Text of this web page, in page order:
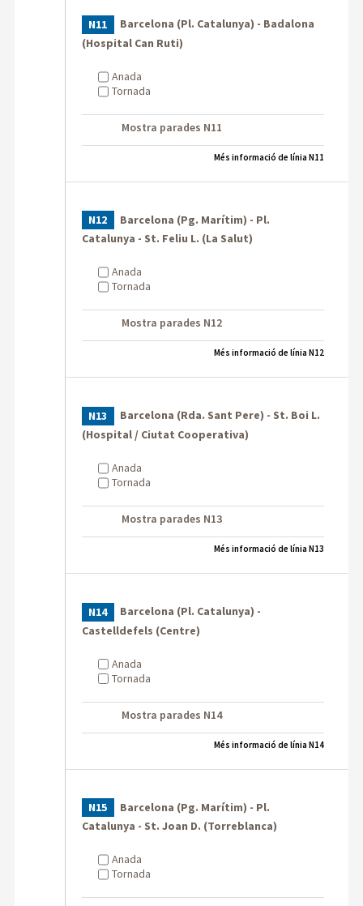
N11
Barcelona (Pl. Catalunya) - Badalona
(Hospital Can Ruti)
Anada
Tornada
Mostra parades N11
Més informació de línia N11
N12
Barcelona (Pg. Marítim) - Pl.
Catalunya - St. Feliu L. (La Salut)
Anada
Tornada
Mostra parades N12
Més informació de línia N12
N13
Barcelona (Rda. Sant Pere) - St. Boi L.
(Hospital / Ciutat Cooperativa)
Anada
Tornada
Mostra parades N13
Més informació de línia N13
N14
Barcelona (Pl. Catalunya) -
Castelldefels (Centre)
Anada
Tornada
Mostra parades N14
Més informació de línia N14
N15
Barcelona (Pg. Marítim) - Pl.
Catalunya - St. Joan D. (Torreblanca)
Anada
Tornada